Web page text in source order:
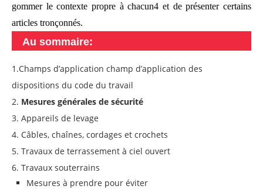
gommer le contexte propre à chacun4 et de présenter certains
articles tronçonnés.
Au sommaire:
1.Champs d’application champ d’application des
dispositions du code du travail
2. Mesures générales de sécurité
3. Appareils de levage
4. Câbles, chaînes, cordages et crochets
5. Travaux de terrassement à ciel ouvert
6. Travaux souterrains
Mesures à prendre pour éviter